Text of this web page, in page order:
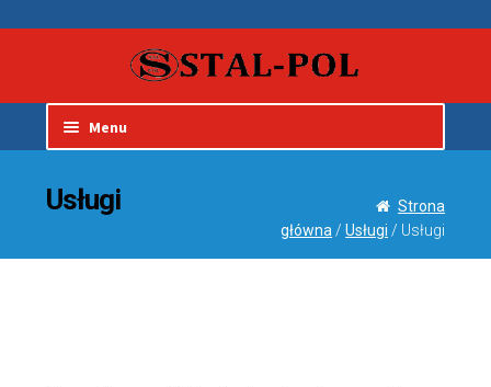
Menu
Usługi
Strona
główna/Usługi / Usługi